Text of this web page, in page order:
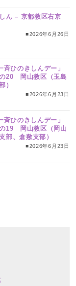
ん – 京都教区右京
■2026年6月26日
斉ひのきしんデー」
20 岡山教区（玉島
）
■2026年6月23日
斉ひのきしんデー」
19 岡山教区（岡山
部、倉敷支部）
■2026年6月23日